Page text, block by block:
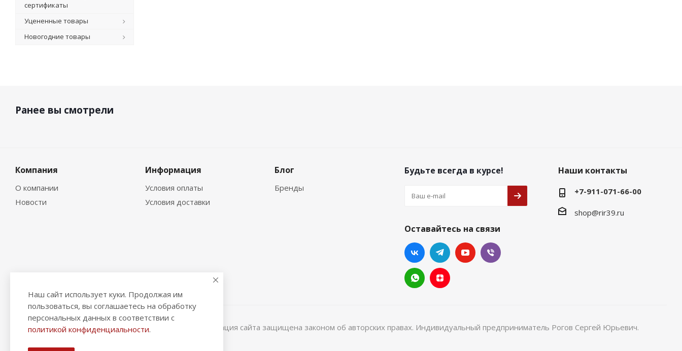
сертификаты
Уцененные товары
Новогодние товары
Ранее вы смотрели
Компания
О компании
Новости
Информация
Условия оплаты
Условия доставки
Блог
Бренды
Будьте всегда в курсе!
Оставайтесь на связи
Наши контакты
+7-911-071-66-00
shop@rir39.ru
2026 © "Рыбак и Рыбачок" - интернет-магазин Информация сайта защищена законом об авторских правах. Индивидуальный предприниматель Рогов Сергей Юрьевич.
Наш сайт использует куки. Продолжая им
пользоваться, вы соглашаетесь на обработку
персональных данных в соответствии с
политикой конфиденциальности.